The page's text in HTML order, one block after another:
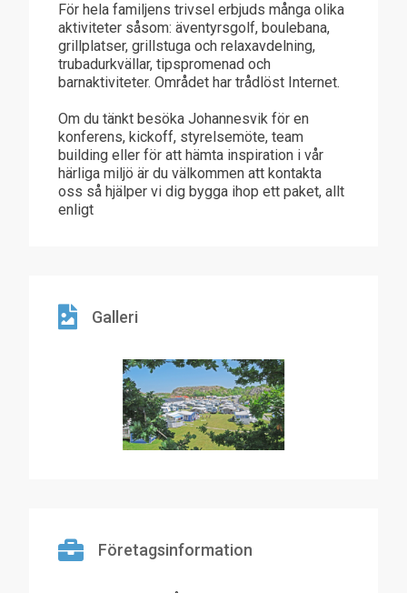
För hela familjens trivsel erbjuds många olika
aktiviteter såsom: äventyrsgolf, boulebana,
grillplatser, grillstuga och relaxavdelning,
trubadurkvällar, tipspromenad och
barnaktiviteter. Området har trådlöst Internet.
Om du tänkt besöka Johannesvik för en
konferens, kickoff, styrelsemöte, team
building eller för att hämta inspiration i vår
härliga miljö är du välkommen att kontakta
oss så hjälper vi dig bygga ihop ett paket, allt
enligt
Galleri
Företagsinformation